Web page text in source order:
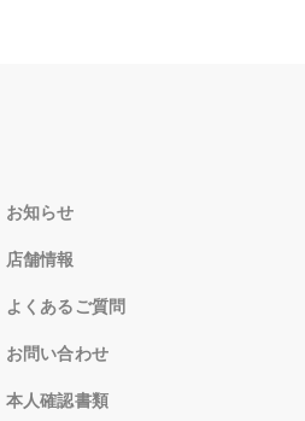
お知らせ
店舗情報
よくあるご質問
お問い合わせ
本人確認書類